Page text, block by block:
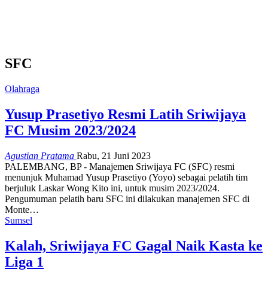
SFC
Olahraga
Yusup Prasetiyo Resmi Latih Sriwijaya
FC Musim 2023/2024
Agustian Pratama Rabu, 21 Juni 2023
PALEMBANG, BP - Manajemen Sriwijaya FC (SFC) resmi
menunjuk Muhamad Yusup Prasetiyo (Yoyo) sebagai pelatih tim
berjuluk Laskar Wong Kito ini, untuk musim 2023/2024.
Pengumuman pelatih baru SFC ini dilakukan manajemen SFC di
Monte…
Sumsel
Kalah, Sriwijaya FC Gagal Naik Kasta ke
Liga 1